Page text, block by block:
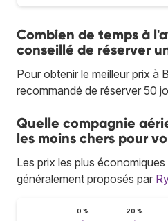
Combien de temps à
conseillé de réserver
Pour obtenir le meilleur prix à
recommandé de réserver 50
Quelle compagnie
les moins chers pour
Les prix les plus
généralement proposés par
0 % 20 %